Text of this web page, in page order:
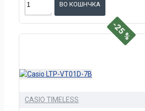
ВО КОШНЧКА
-25 %
CASIO TIMELESS